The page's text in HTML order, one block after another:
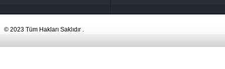
© 2023 Tüm Hakları Saklıdır .